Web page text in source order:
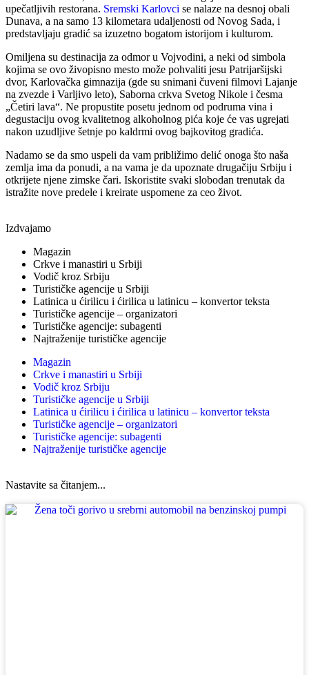
upečatljivih restorana. Sremski Karlovci se nalaze na desnoj obali
Dunava, a na samo 13 kilometara udaljenosti od Novog Sada, i
predstavljaju gradić sa izuzetno bogatom istorijom i kulturom.
Omiljena su destinacija za odmor u Vojvodini, a neki od simbola
kojima se ovo živopisno mesto može pohvaliti jesu Patrijaršijski
dvor, Karlovačka gimnazija (gde su snimani čuveni filmovi Lajanje
na zvezde i Varljivo leto), Saborna crkva Svetog Nikole i česma
„Četiri lava“. Ne propustite posetu jednom od podruma vina i
degustaciju ovog kvalitetnog alkoholnog pića koje će vas ugrejati
nakon uzudljive šetnje po kaldrmi ovog bajkovitog gradića.
Nadamo se da smo uspeli da vam približimo delić onoga što naša
zemlja ima da ponudi, a na vama je da upoznate drugačiju Srbiju i
otkrijete njene zimske čari. Iskoristite svaki slobodan trenutak da
istražite nove predele i kreirate uspomene za ceo život.
Izdvajamo
Magazin
Crkve i manastiri u Srbiji
Vodič kroz Srbiju
Turističke agencije u Srbiji
Latinica u ćirilicu i ćirilica u latinicu – konvertor teksta
Turističke agencije – organizatori
Turističke agencije: subagenti
Najtraženije turističke agencije
Magazin
Crkve i manastiri u Srbiji
Vodič kroz Srbiju
Turističke agencije u Srbiji
Latinica u ćirilicu i ćirilica u latinicu – konvertor teksta
Turističke agencije – organizatori
Turističke agencije: subagenti
Najtraženije turističke agencije
Nastavite sa čitanjem...